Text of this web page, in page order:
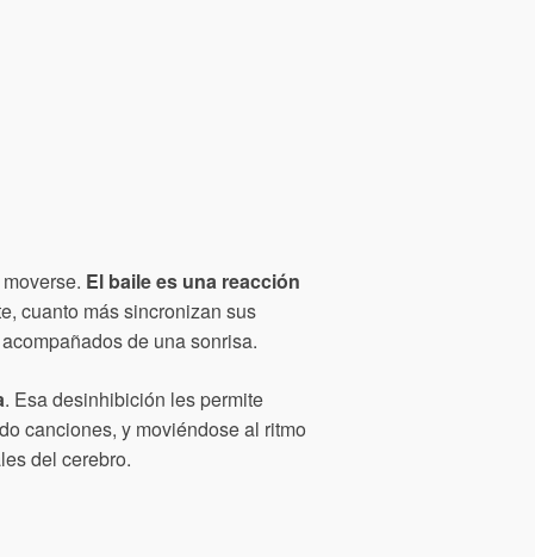
El baile es una reacción
cuanto más sincronizan sus
de una sonrisa.
. Esa desinhibición les permite
canciones, y moviéndose al ritmo
del cerebro.